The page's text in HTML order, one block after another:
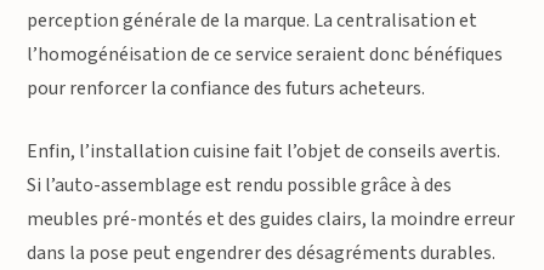
perception générale de la marque. La centralisation et
l’homogénéisation de ce service seraient donc bénéfiques
pour renforcer la confiance des futurs acheteurs.
Enfin, l’installation cuisine fait l’objet de conseils avertis.
Si l’auto-assemblage est rendu possible grâce à des
meubles pré-montés et des guides clairs, la moindre erreur
dans la pose peut engendrer des désagréments durables.